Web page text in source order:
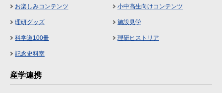
お楽しみコンテンツ 小中高生向けコンテンツ
理研グッズ 施設見学
科学道100冊 理研ヒストリア
記念史料室
産学連携